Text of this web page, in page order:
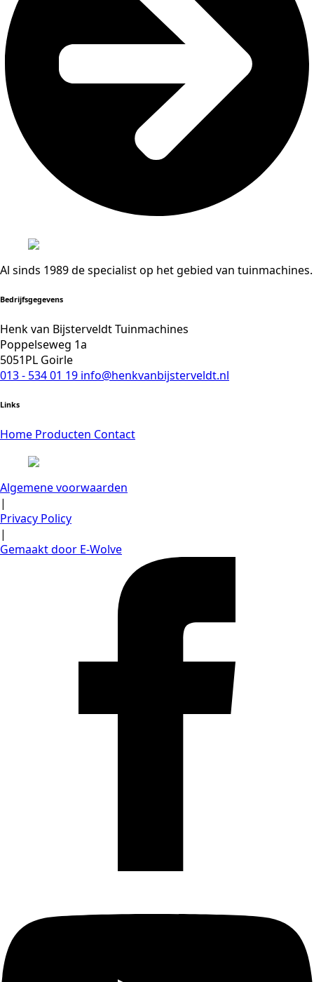
Al sinds 1989 de specialist op het gebied van tuinmachines.
Bedrijfsgegevens
Henk van Bijsterveldt Tuinmachines
Poppelseweg 1a
5051PL Goirle
013 - 534 01 19 info@henkvanbijsterveldt.nl
Links
Home Producten Contact
Algemene voorwaarden
|
Privacy Policy
|
Gemaakt door E-Wolve